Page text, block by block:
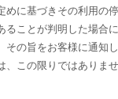
めに基づきその利用の
ることが判明した場合に
の旨をお客様に通知
、この限りではありませ